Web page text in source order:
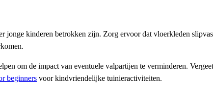
kinderen betrokken zijn. Zorg ervoor dat vloerkleden
om de impact van eventuele valpartijen te verminderen.
beginners voor kindvriendelijke tuinieractiviteiten.